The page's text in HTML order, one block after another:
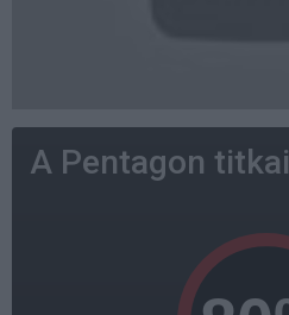
A Pentagon titkai